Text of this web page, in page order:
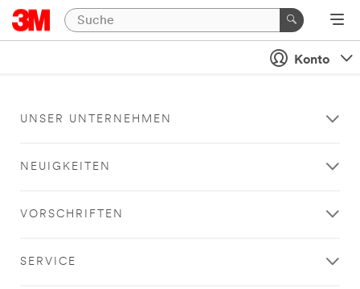
Konto
UNSER UNTERNEHMEN
NEUIGKEITEN
VORSCHRIFTEN
SERVICE